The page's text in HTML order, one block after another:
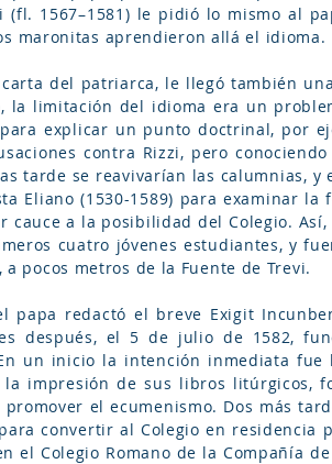
1567–1581) le pidió lo mismo al
maronitas aprendieron allá el idioma.
del patriarca, le llegó también
la limitación del idioma era un
explicar un punto doctrinal, por
contra Rizzi, pero
tarde se reavivarían las calumnias, y
Eliano (1530-1589) para examinar
a la posibilidad del Colegio.
cuatro jóvenes estudiantes, y
pocos metros de la Fuente de Trevi.
papa redactó el breve Exigit
después, el 5 de julio de 1582,
un inicio la intención inmediata
impresión de sus libros litúrgicos,
el ecumenismo. Dos más
convertir al Colegio en residencia
Colegio Romano de la Compañía